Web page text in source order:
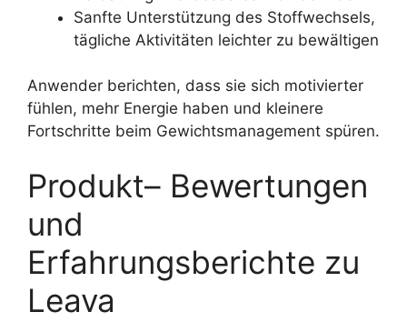
Sanfte Unterstützung des Stoffwechsels,
tägliche Aktivitäten leichter zu bewältigen
Anwender berichten, dass sie sich motivierter
fühlen, mehr Energie haben und kleinere
Fortschritte beim Gewichtsmanagement spüren.
Produkt– Bewertungen
und
Erfahrungsberichte zu
Leava